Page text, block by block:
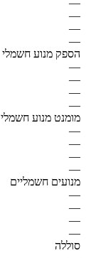
—
—
—
הספק מנוע חשמלי
—
—
—
—
מומנט מנוע חשמלי
—
—
—
—
מנועים חשמליים
—
—
—
—
סוללה